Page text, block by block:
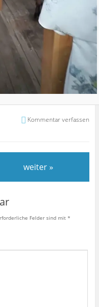
Kommentar verfassen
weiter »
Felder sind mit *